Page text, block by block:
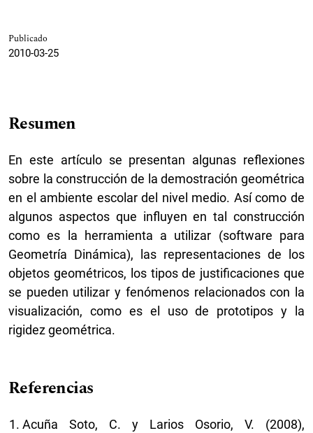
Publicado
2010-03-25
Resumen
En este artículo se presentan algunas reflexiones
sobre la construcción de la demostración geométrica
en el ambiente escolar del nivel medio. Así como de
algunos aspectos que influyen en tal construcción
como es la herramienta a utilizar (software para
Geometría Dinámica), las representaciones de los
objetos geométricos, los tipos de justificaciones que
se pueden utilizar y fenómenos relacionados con la
visualización, como es el uso de prototipos y la
rigidez geométrica.
Referencias
Acuña Soto, C. y Larios Osorio, V. (2008),